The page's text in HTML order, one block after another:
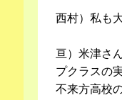
西村）私も
亘）米津さ
プクラスの
不来方高校